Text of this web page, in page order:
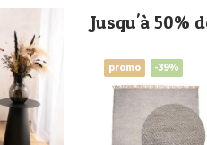
Jusqu'à 50%
promo -39%